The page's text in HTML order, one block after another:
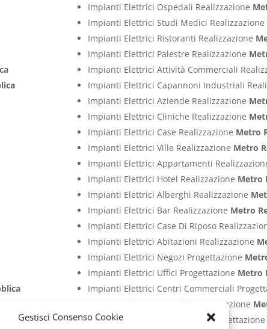
Gestisci Consenso Cookie
Impianti Elettrici Ospedali Realizzazione
Impianti Elettrici Studi Medici Realizzazione
Impianti Elettrici Ristoranti Realizzazione
Impianti Elettrici Palestre Realizzazione
Impianti Elettrici Attività Commerciali
Impianti Elettrici Capannoni Industriali
Impianti Elettrici Aziende Realizzazione
Impianti Elettrici Cliniche Realizzazione
Impianti Elettrici Case Realizzazione Metro
Impianti Elettrici Ville Realizzazione Metro
Impianti Elettrici Appartamenti
Impianti Elettrici Hotel Realizzazione Metro
Impianti Elettrici Alberghi Realizzazione
Impianti Elettrici Bar Realizzazione Metro
Impianti Elettrici Case Di Riposo
Impianti Elettrici Abitazioni Realizzazione
Impianti Elettrici Negozi Progettazione
Impianti Elettrici Uffici Progettazione Metro
Impianti Elettrici Centri Commerciali
Impianti Elettrici Ospedali Progettazione
Impianti Elettrici Studi Medici Progettazione